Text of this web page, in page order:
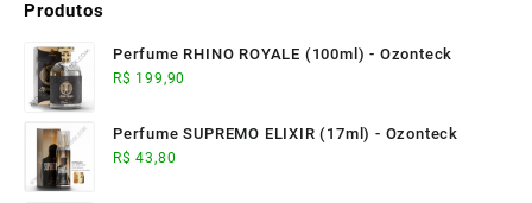
Produtos
Perfume RHINO ROYALE (100ml) - Ozonteck
R$ 199,90
Perfume SUPREMO ELIXIR (17ml) - Ozonteck
R$ 43,80